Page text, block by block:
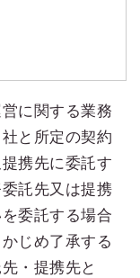
に関する業務
と所定の契約
携先に委託す
託先又は提携
委託する場合
じめ了承する
・提携先と